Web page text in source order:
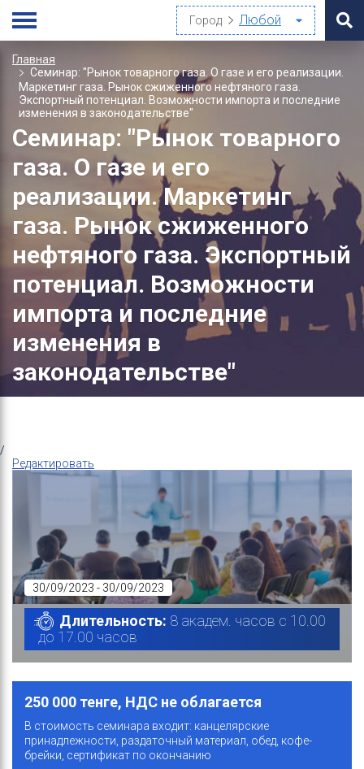
Город
Главная
Семинар: "Рынок товарного газа. О газе и его реализации.
Маркетинг газа. Рынок сжиженного нефтяного газа.
Экспортный потенциал. Возможности импорта и последние
изменения в законодательстве"
Семинар: "Рынок товарного
газа. О газе и его
реализации. Маркетинг
газа. Рынок сжиженного
нефтяного газа. Экспортный
потенциал. Возможности
импорта и последние
изменения в
законодательстве"
/
Редактировать
30/09/2023 - 30/09/2023
Длительность: 8 академ. часов с 10.00
до 17.00 часов
250 000 тенге, НДС не облагается
В стоимость семинара входит: канцелярские
принадлежности, раздаточный материал, обед, кофе-
брейки, сертификат по окончанию